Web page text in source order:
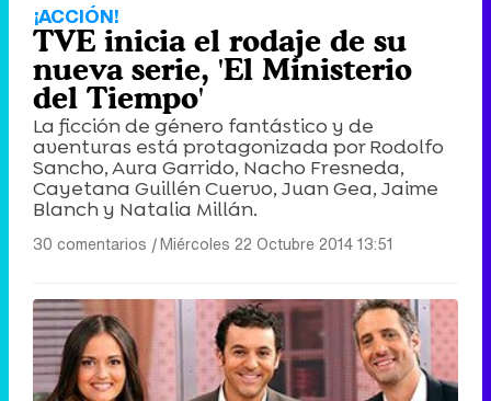
¡ACCIÓN!
TVE inicia el rodaje de su
nueva serie, 'El Ministerio
del Tiempo'
La ficción de género fantástico y de
aventuras está protagonizada por Rodolfo
Sancho, Aura Garrido, Nacho Fresneda,
Cayetana Guillén Cuervo, Juan Gea, Jaime
Blanch y Natalia Millán.
30 comentarios |Miércoles 22 Octubre 2014 13:51